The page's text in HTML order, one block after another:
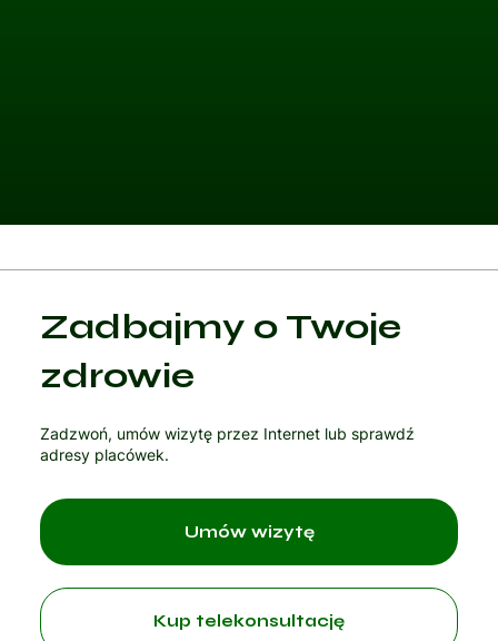
Zadbajmy o Twoje
zdrowie
Zadzwoń, umów wizytę przez Internet lub sprawdź
adresy placówek.
Kup telekonsultację
Umów wizytę